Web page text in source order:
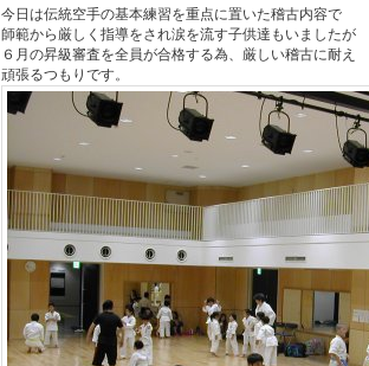
今日は伝統空手の基本練習を重点に置いた稽古内容で
師範から厳しく指導をされ涙を流す子供達もいましたが
６月の昇級審査を全員が合格する為、厳しい稽古に耐え
頑張るつもりです。